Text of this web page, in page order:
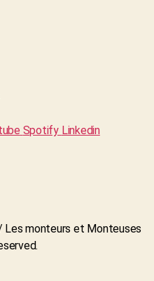
Spotify Linkedin
Les monteurs et Monteuses